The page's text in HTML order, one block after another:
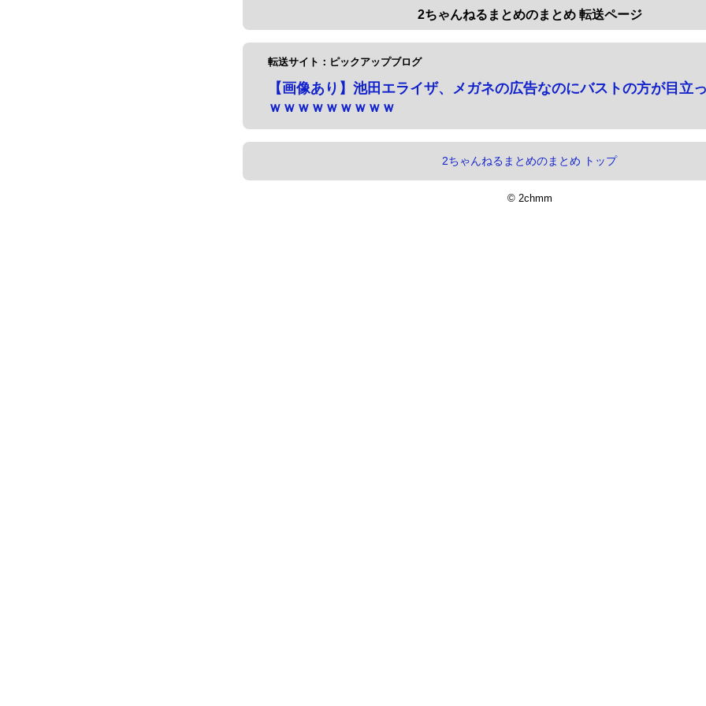
2ちゃんねるまとめのまとめ 転送ページ
転送サイト：ピックアップブログ
【画像あり】池田エライザ、メガネの広告なのにバストの方が目立
ｗｗｗｗｗｗｗｗｗ
2ちゃんねるまとめのまとめ トップ
© 2chmm